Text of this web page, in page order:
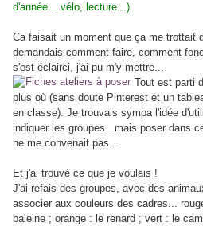
d'année... vélo, lecture...)
Ca faisait un moment que ça me trottait
demandais comment faire, comment
s'est éclairci, j'ai pu m'y mettre...
Tout est parti
plus où (sans doute Pinterest et un
en classe). Je trouvais sympa l'idée
indiquer les groupes...mais poser dans
ne me convenait pas...
Et j'ai trouvé ce que je voulais !
J'ai refais des groupes, avec des
associer aux couleurs des cadres...
baleine ; orange : le renard ; vert : le